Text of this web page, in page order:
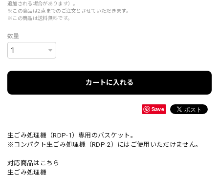
追加される場合があります）。
※この商品は2点までのご注文とさせていただきます。
※この商品は送料無料です。
数量
カートに入れる
Save
生ごみ処理機（RDP-1）専用のバスケット。
※コンパクト生ごみ処理機（RDP-2）にはご使用いただけません。
対応商品はこちら
生ごみ処理機